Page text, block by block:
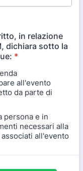
in relazione
dichiara sotto la
*
all'evento
da parte di
persona e in
necessari alla
all'evento